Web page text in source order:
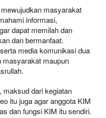
masyarakat
informasi,
dapat memilah dan
dan bermanfaat.
media komunikasi dua
masyarakat maupun
maksud dari kegiatan
itu juga agar anggota KIM
dan fungsi KIM itu sendiri.